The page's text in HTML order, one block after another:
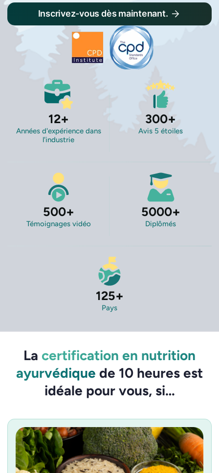
Inscrivez-vous dès maintenant.
12+
Années d'expérience dans
l'industrie
300+
Avis 5 étoiles
500+
Témoignages vidéo
5000+
Diplômés
125+
Pays
La certification en nutrition
ayurvédique de 10 heures est
idéale pour vous, si…